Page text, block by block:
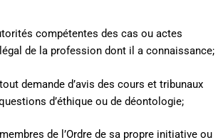
compétentes des cas ou actes
de la profession dont il a connaissance;
demande d’avis des cours et tribunaux
d’éthique ou de déontologie;
de l’Ordre de sa propre initiative ou